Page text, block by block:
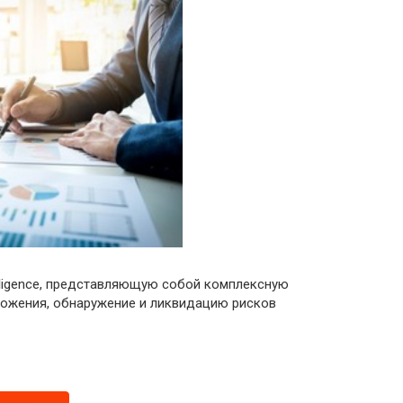
Diligence
Diligence
Diligence
Diligence
представляющую собой комплексную
обнаружение и ликвидацию рисков